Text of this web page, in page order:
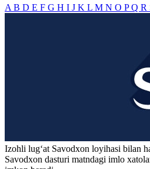
A B D E F G H I J K L M N O PQ R
Izohli lugʻat Savodxon loyihasi bilan
Savodxon dasturi matndagi imlo